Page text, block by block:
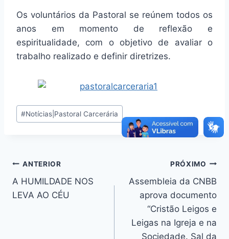
Os voluntários da Pastoral se reúnem todos os
anos em momento de reflexão e
espiritualidade, com o objetivo de avaliar o
trabalho realizado e definir diretrizes.
Tags
do
#Notícias|Pastoral Carcerária
Navegação
de
ANTERIOR
A HUMILDADE NOS
LEVA AO CÉU
PRÓXIMO
Assembleia da CNBB
aprova documento
“Cristão Leigos e
Leigas na Igreja e na
Sociedade. Sal da